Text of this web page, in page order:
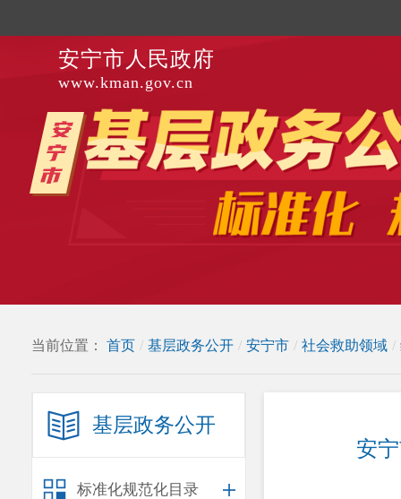
安宁市人民政府
www.kman.gov.cn
当前位置： 首页 / 基层政务公开 / 安宁市 / 社会救助领域 /
基层政务公开
标准化规范化目录
安